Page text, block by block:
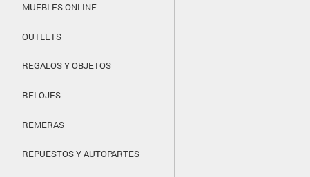
MUEBLES ONLINE
OUTLETS
REGALOS Y OBJETOS
RELOJES
REMERAS
REPUESTOS Y AUTOPARTES